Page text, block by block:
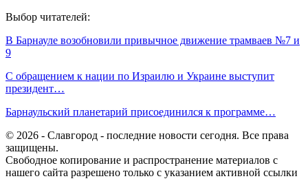
Выбор читателей:
В Барнауле возобновили привычное движение трамваев №7 и
9
С обращением к нации по Израилю и Украине выступит
президент…
Барнаульский планетарий присоединился к программе…
© 2026 - Славгород - последние новости сегодня. Все права
защищены.
Свободное копирование и распространение материалов с
нашего сайта разрешено только с указанием активной ссылки